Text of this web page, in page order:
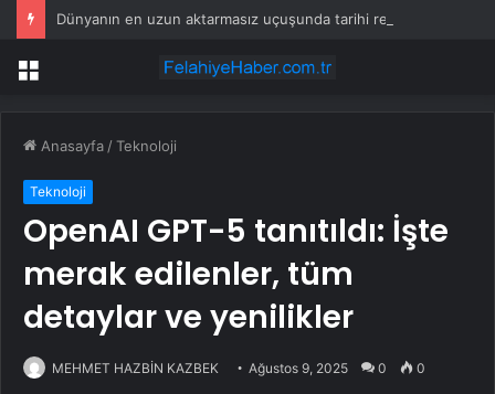
Menü
Anasayfa /Teknoloji
Teknoloji
OpenAI GPT-5 tanıtıldı: İşte
merak edilenler, tüm
detaylar ve yenilikler
MEHMET HAZBİN KAZBEK Ağustos 9, 2025 0 0